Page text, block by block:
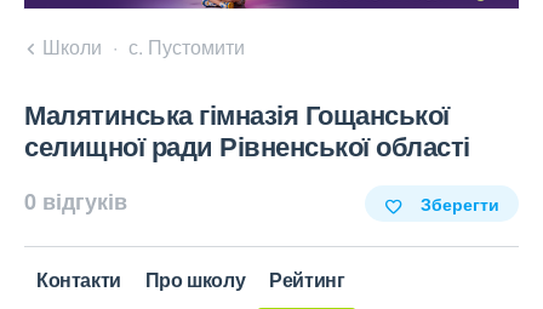
Школи с. Пустомити
Малятинська гімназія Гощанської
селищної ради Рівненської області
0 відгуків Зберегти
Контакти Про школу Рейтинг